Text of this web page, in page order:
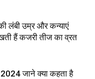
लंबी उम्र और कन्याएं
हैं कजरी तीज का व्रत
जाने क्या कहता है